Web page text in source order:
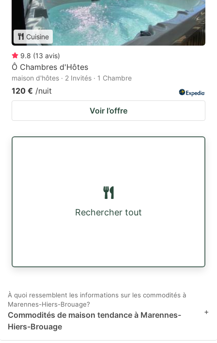
Cuisine
9.8 (13 avis)
Ô Chambres d'Hôtes
maison d'hôtes · 2 Invités · 1 Chambre
120 € /nuit
Voir l’offre
Rechercher tout
À quoi ressemblent les informations sur les commodités à
Marennes-Hiers-Brouage?
Commodités de maison tendance à Marennes-
Hiers-Brouage
+